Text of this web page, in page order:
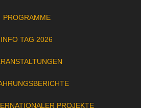
PROGRAMME
INFO TAG 2026
PROJEKTE